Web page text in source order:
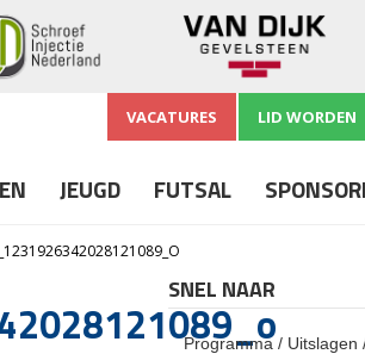
VACATURES LID WORDEN
JEUGD FUTSAL
SNEL NAAR
Programma / Uitslagen